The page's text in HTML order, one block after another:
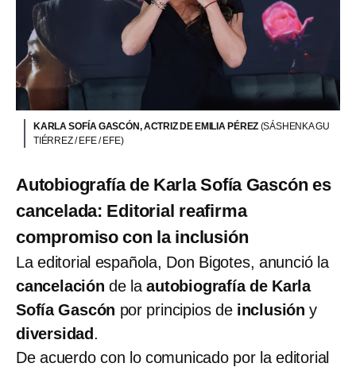
KARLA SOFÍA GASCÓN, ACTRIZ DE EMILIA PÉREZ (SÁSHENKA GU
TIÉRREZ / EFE / EFE)
Autobiografía de Karla Sofía Gascón es
cancelada: Editorial reafirma
compromiso con la inclusión
La editorial española, Don Bigotes, anunció la
cancelación de laautobiografía de Karla
Sofía Gascón por principios de inclusión y
diversidad.
De acuerdo con lo comunicado por la editorial